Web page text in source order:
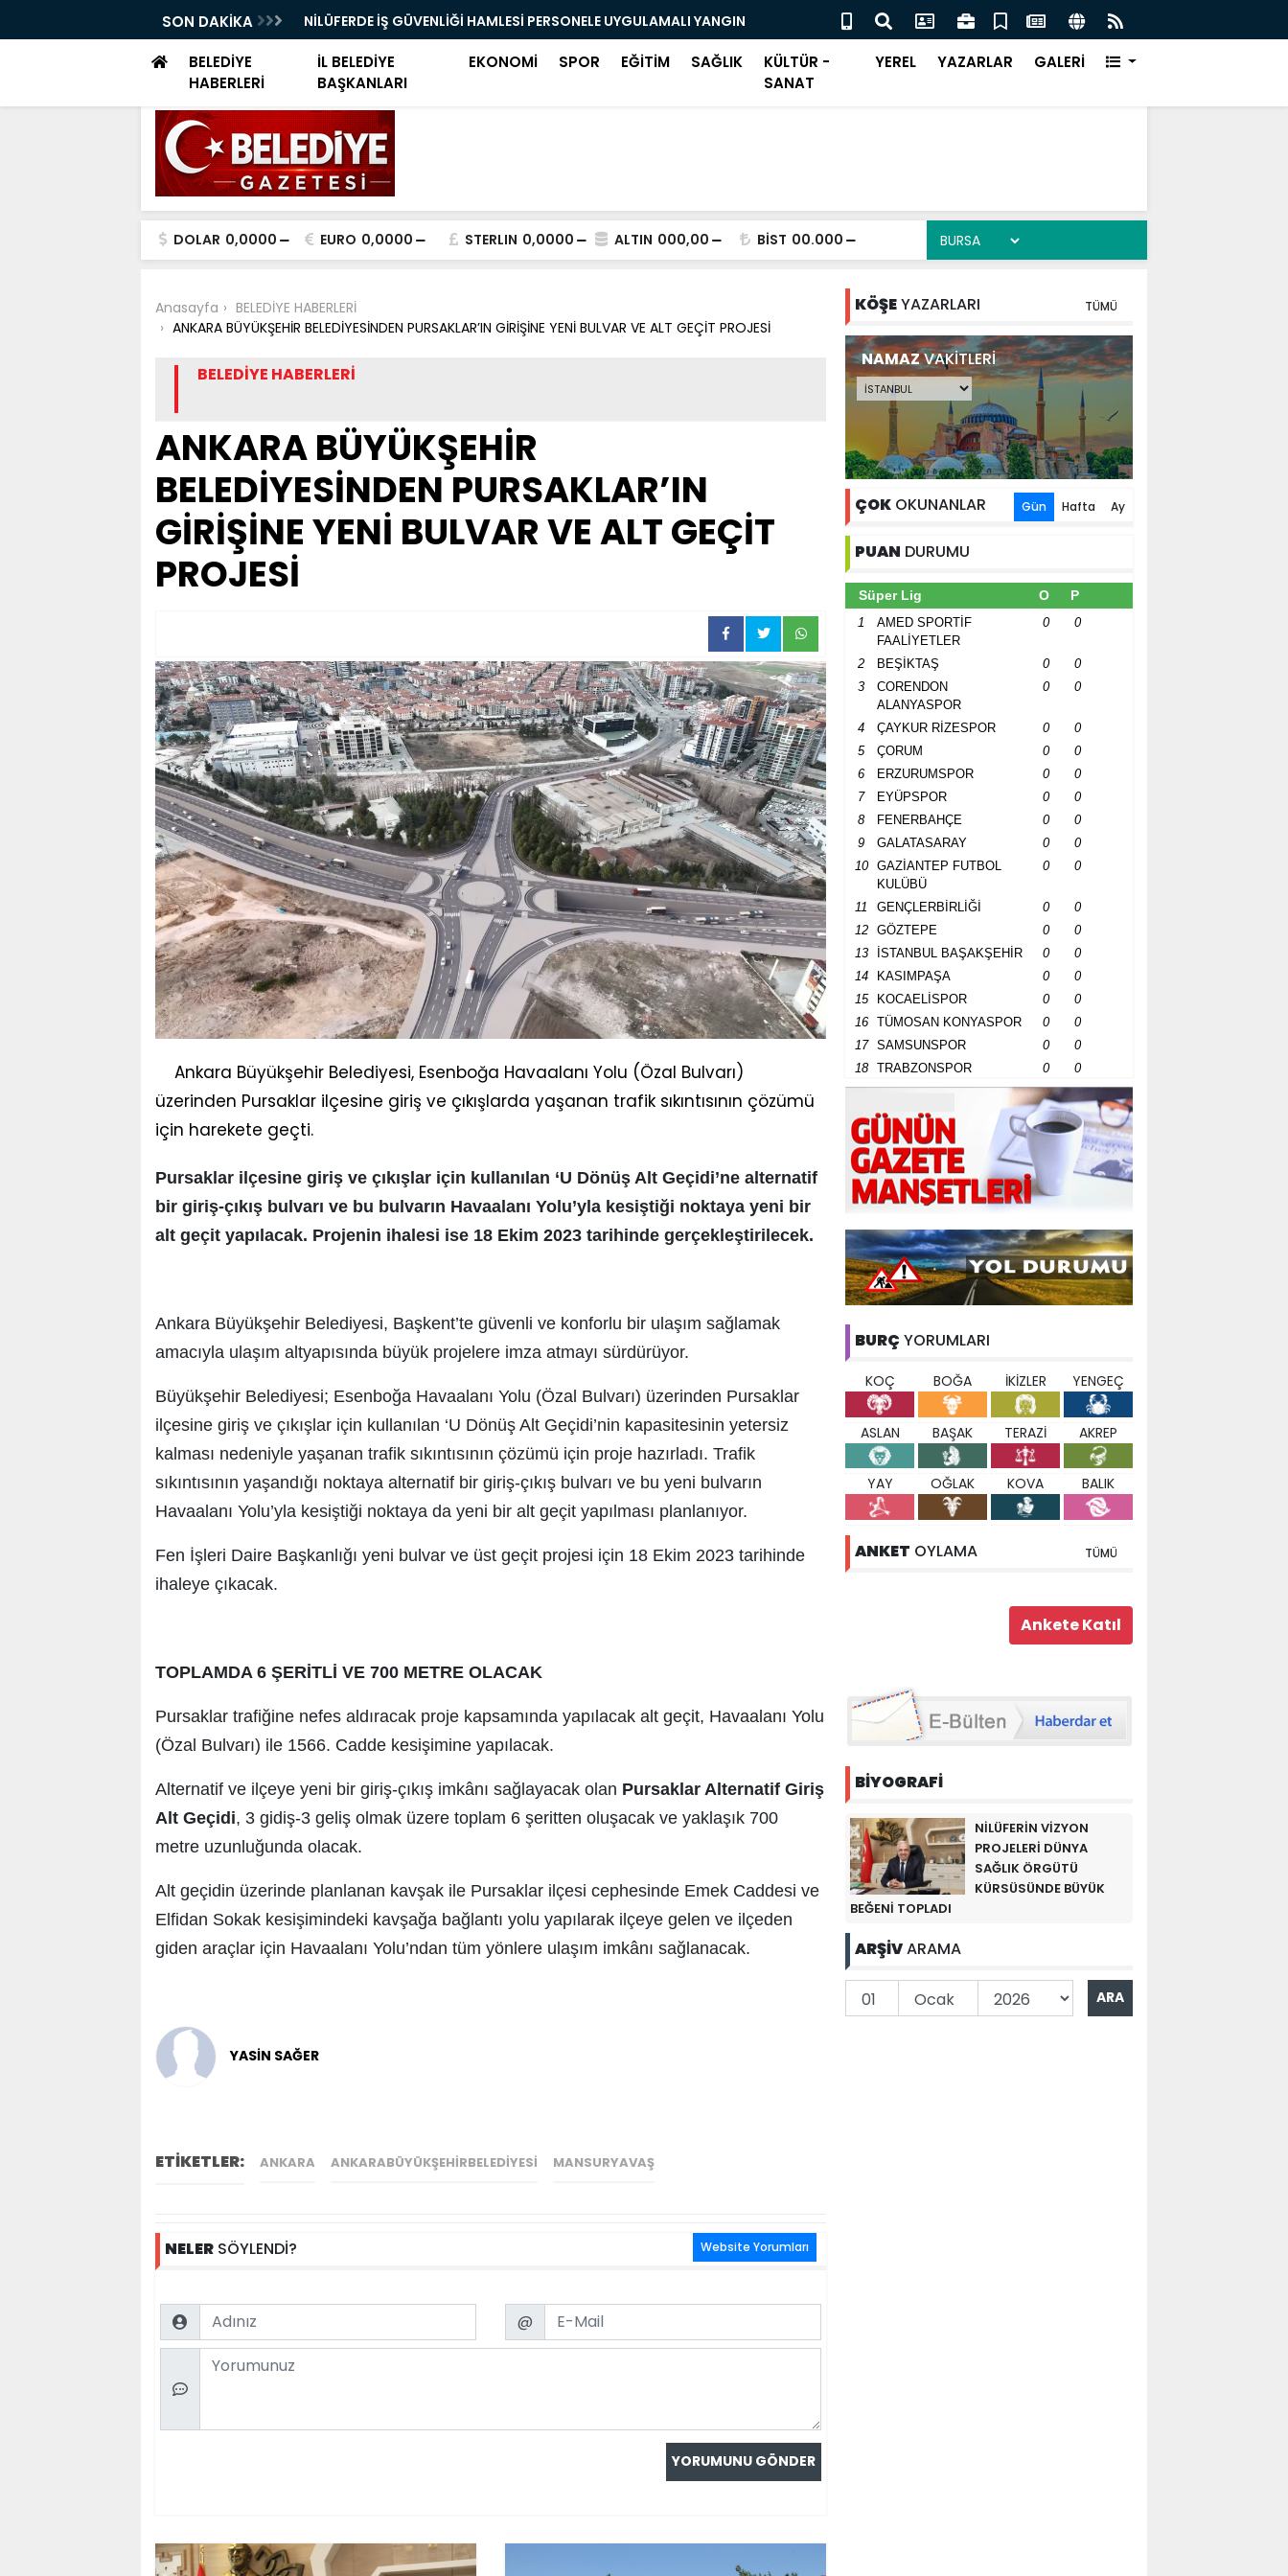
SON DAKİKA
DÜNYA SAĞLIK ÖRGÜTÜ KÜRSÜSÜNDE
NİLÜFERDE İŞ GÜVENLİĞİ HAMLESİ PERSONELE UYGULAMALI YANGIN
EĞİTİMİ
OSMANGAZİDE DEV ADIM ON DÖRT NOKTADA BÜYÜK DÖNÜŞÜM
BAŞLADI
BELEDİYE
HABERLERİ
İL BELEDİYE
BAŞKANLARI
EKONOMİ SPOR EĞİTİM SAĞLIK
KÜLTÜR -
SANAT
YEREL YAZARLAR GALERİ
DOLAR 0,0000 EURO 0,0000 STERLIN 0,0000 ALTIN 000,00 BİST 00.000
Anasayfa
BELEDİYE HABERLERİ
ANKARA BÜYÜKŞEHİR BELEDİYESİNDEN PURSAKLAR’IN GİRİŞİNE YENİ BULVAR VE ALT GEÇİT PROJESİ
BELEDİYE HABERLERİ
ANKARA BÜYÜKŞEHİR
BELEDİYESİNDEN PURSAKLAR’IN
GİRİŞİNE YENİ BULVAR VE ALT GEÇİT
PROJESİ
Ankara Büyükşehir Belediyesi, Esenboğa Havaalanı Yolu (Özal Bulvarı)
üzerinden Pursaklar ilçesine giriş ve çıkışlarda yaşanan trafik sıkıntısının çözümü
için harekete geçti.
Pursaklar ilçesine giriş ve çıkışlar için kullanılan ‘U Dönüş Alt Geçidi’ne alternatif
bir giriş-çıkış bulvarı ve bu bulvarın Havaalanı Yolu’yla kesiştiği noktaya yeni bir
alt geçit yapılacak. Projenin ihalesi ise 18 Ekim 2023 tarihinde gerçekleştirilecek.
Ankara Büyükşehir Belediyesi, Başkent’te güvenli ve konforlu bir ulaşım sağlamak
amacıyla ulaşım altyapısında büyük projelere imza atmayı sürdürüyor.
Büyükşehir Belediyesi; Esenboğa Havaalanı Yolu (Özal Bulvarı) üzerinden Pursaklar
ilçesine giriş ve çıkışlar için kullanılan ‘U Dönüş Alt Geçidi’nin kapasitesinin yetersiz
kalması nedeniyle yaşanan trafik sıkıntısının çözümü için proje hazırladı. Trafik
sıkıntısının yaşandığı noktaya alternatif bir giriş-çıkış bulvarı ve bu yeni bulvarın
Havaalanı Yolu’yla kesiştiği noktaya da yeni bir alt geçit yapılması planlanıyor.
Fen İşleri Daire Başkanlığı yeni bulvar ve üst geçit projesi için 18 Ekim 2023 tarihinde
ihaleye çıkacak.
TOPLAMDA 6 ŞERİTLİ VE 700 METRE OLACAK
Pursaklar trafiğine nefes aldıracak proje kapsamında yapılacak alt geçit, Havaalanı Yolu
(Özal Bulvarı) ile 1566. Cadde kesişimine yapılacak.
Alternatif ve ilçeye yeni bir giriş-çıkış imkânı sağlayacak olan Pursaklar Alternatif Giriş
Alt Geçidi, 3 gidiş-3 geliş olmak üzere toplam 6 şeritten oluşacak ve yaklaşık 700
metre uzunluğunda olacak.
Alt geçidin üzerinde planlanan kavşak ile Pursaklar ilçesi cephesinde Emek Caddesi ve
Elfidan Sokak kesişimindeki kavşağa bağlantı yolu yapılarak ilçeye gelen ve ilçeden
giden araçlar için Havaalanı Yolu’ndan tüm yönlere ulaşım imkânı sağlanacak.
YASİN SAĞER
ETİKETLER: ANKARA ANKARABÜYÜKŞEHIRBELEDIYESI MANSURYAVAŞ
NELER SÖYLENDİ? Website Yorumları
Name Email
@
Comment
KÖŞEYAZARLARI TÜMÜ
NAMAZVAKİTLERİ
ÇOK OKUNANLAR Gün Hafta Ay
PUAN DURUMU
Süper Lig O P
1
AMED SPORTİF
FAALİYETLER
0 0
2 BEŞİKTAŞ 0
0
3
CORENDON
ALANYASPOR
0 0
4 ÇAYKUR RİZESPOR 0
0
5
ÇORUM 0
0
6
ERZURUMSPOR 0
0
7
EYÜPSPOR 0
0
8
FENERBAHÇE 0
0
9
GALATASARAY 0
0
10
GAZİANTEP FUTBOL
KULÜBÜ
0 0
11 GENÇLERBİRLİĞİ 0
0
12
GÖZTEPE 0
0
13
İSTANBUL BAŞAKŞEHİR 0
0
14
KASIMPAŞA 0
0
15
KOCAELİSPOR 0
0
16
TÜMOSAN KONYASPOR 0
0
17
SAMSUNSPOR 0
0
18
TRABZONSPOR 0 0
BURÇ YORUMLARI
KOÇ BOĞA İKİZLER YENGEÇ
ASLAN BAŞAK TERAZİ AKREP
YAY OĞLAK KOVA BALIK
ANKET OYLAMA TÜMÜ
BİYOGRAFİ
NİLÜFERİN VİZYON
PROJELERİ DÜNYA
SAĞLIK ÖRGÜTÜ
KÜRSÜSÜNDE BÜYÜK
BEĞENİ TOPLADI
ARŞİVARAMA